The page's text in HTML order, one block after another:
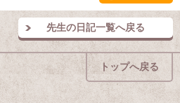
先生の日記一覧へ戻る
トップへ戻る